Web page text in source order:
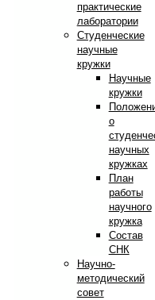
практические
лаборатории
Студенческие
научные
кружки
Научные
кружки
о
научных
кружках
План
работы
научного
кружка
Состав
СНК
Научно-
методический
совет